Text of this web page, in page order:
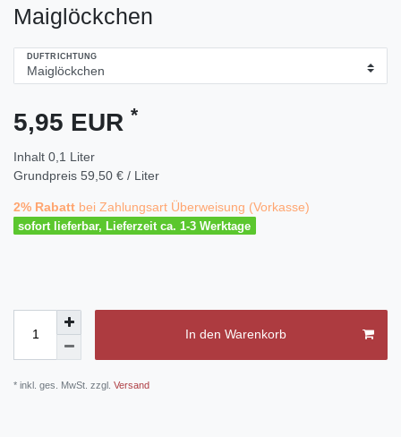
Maiglöckchen
DUFTRICHTUNG
5,95 EUR *
Inhalt 0,1 Liter
Grundpreis 59,50 € / Liter
2% Rabatt bei Zahlungsart Überweisung (Vorkasse)
sofort lieferbar, Lieferzeit ca. 1-3 Werktage
In den Warenkorb
* inkl. ges. MwSt. zzgl. Versand